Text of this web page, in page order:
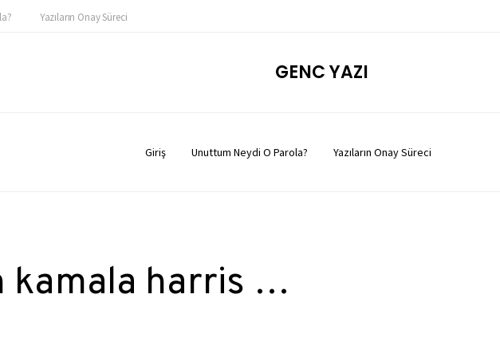
Yazıların Onay Süreci
GENC YAZI
Giriş Unuttum Neydi O Parola? Yazıların Onay Süreci
kamala harris …